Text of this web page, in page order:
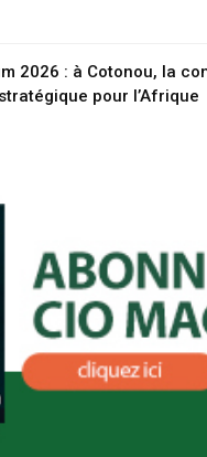
2026 : à Cotonou, la
pour l’Afrique